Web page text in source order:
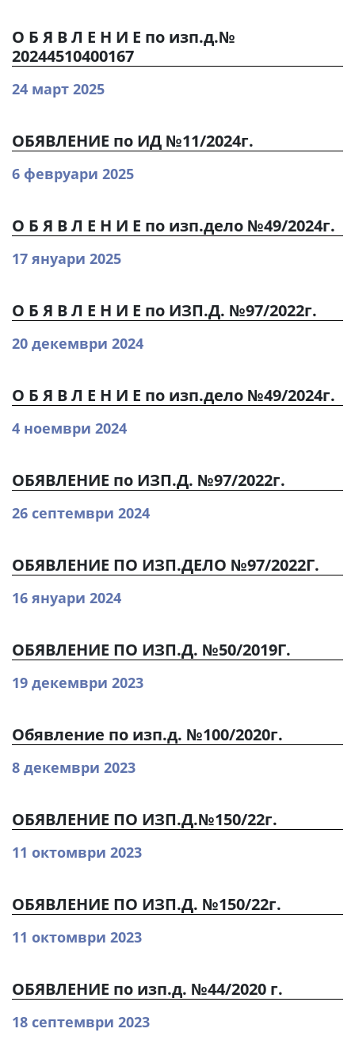
О Б Я В Л Е Н И Е по изп.д.№
20244510400167
24 март 2025
ОБЯВЛЕНИЕ по ИД №11/2024г.
6 февруари 2025
О Б Я В Л Е Н И Е по изп.дело №49/2024г.
17 януари 2025
О Б Я В Л Е Н И Е по ИЗП.Д. №97/2022г.
20 декември 2024
О Б Я В Л Е Н И Е по изп.дело №49/2024г.
4 ноември 2024
ОБЯВЛЕНИЕ по ИЗП.Д. №97/2022г.
26 септември 2024
ОБЯВЛЕНИЕ ПО ИЗП.ДЕЛО №97/2022Г.
16 януари 2024
ОБЯВЛЕНИЕ ПО ИЗП.Д. №50/2019Г.
19 декември 2023
Обявление по изп.д. №100/2020г.
8 декември 2023
ОБЯВЛЕНИЕ ПО ИЗП.Д.№150/22г.
11 октомври 2023
ОБЯВЛЕНИЕ ПО ИЗП.Д. №150/22г.
11 октомври 2023
ОБЯВЛЕНИЕ по изп.д. №44/2020 г.
18 септември 2023